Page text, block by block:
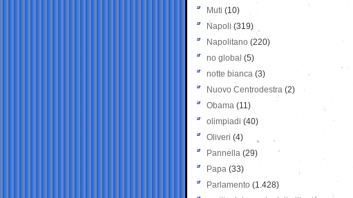
Muti (10)
Napoli (319)
Napolitano (220)
no global (5)
notte bianca (3)
Nuovo Centrodestra (2)
Obama (11)
olimpiadi (40)
Oliveri (4)
Pannella (29)
Papa (33)
Parlamento (1.428)